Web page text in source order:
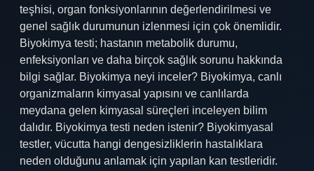
teşhisi, organ fonksiyonlarının değerlendirilmesi ve
genel sağlık durumunun izlenmesi için çok önemlidir.
Biyokimya testi; hastanın metabolik durumu,
enfeksiyonları ve daha birçok sağlık sorunu hakkında
bilgi sağlar. Biyokimya neyi inceler? Biyokimya, canlı
organizmaların kimyasal yapısını ve canlılarda
meydana gelen kimyasal süreçleri inceleyen bilim
dalıdır. Biyokimya testi neden istenir? Biyokimyasal
testler, vücutta hangi dengesizliklerin hastalıklara
neden olduğunu anlamak için yapılan kan testleridir.